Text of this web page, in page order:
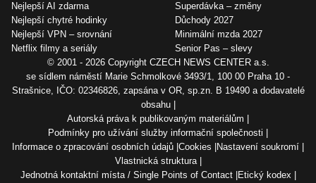
Nejlepší AI zdarma
Nejlepší chytré hodinky
Nejlepší VPN – srovnání
Netflix filmy a seriály
Superdávka – změny
Důchody 2027
Minimální mzda 2027
Senior Pas – slevy
© 2001 - 2026 Copyright CZECH NEWS CENTER a.s.
se sídlem náměstí Marie Schmolkové 3493/1, 100 00 Praha 10 -
Strašnice, IČO: 02346826, zapsána v OR, sp.zn. B 19490 a dodavatelé
obsahu
Autorská práva k publikovaným materiálům
Podmínky pro užívání služby informační společnosti
Informace o zpracování osobních údajů Cookies
Nastavení soukromí
Vlastnická struktura
Jednotná kontaktní místa / Single Points of Contact
Etický kodex